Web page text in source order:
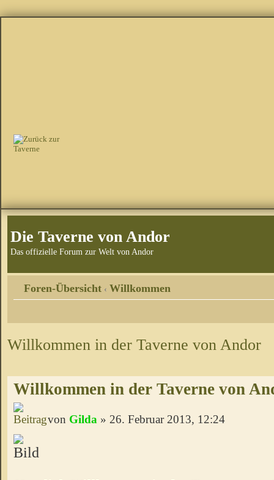
Die Taverne von Andor
Das offizielle Forum zur Welt von Andor
Foren-Übersicht ‹ Willkommen
Willkommen in der Taverne von Andor
Willkommen in der Taverne von
von Gilda » 26. Februar 2013, 12:24